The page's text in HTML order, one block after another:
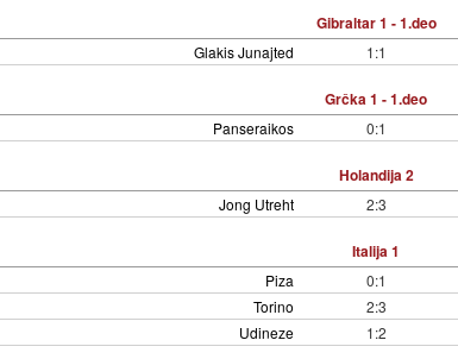
Gibraltar 1 - 1.deo
Glakis Junajted 1:1
Grčka 1 - 1.deo
Panseraikos 0:1
Holandija 2
Jong Utreht 2:3
Italija 1
Piza 0:1
Torino
2:3
Udineze
1:2